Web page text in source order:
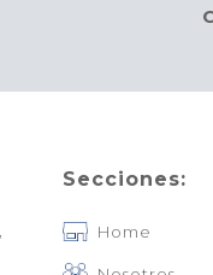
Secciones:
Home